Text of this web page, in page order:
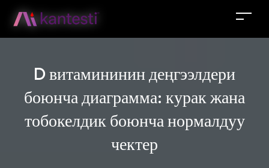
D витамининин деңгээлдери
боюнча диаграмма: курак жана
тобокелдик боюнча нормалдуу
чектер